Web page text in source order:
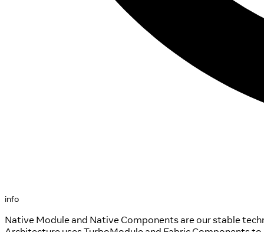
info
Native Module and Native Components are our stable